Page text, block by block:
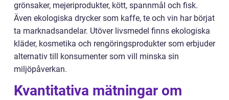
grönsaker, mejeriprodukter, kött, spannmål och fisk.
Även ekologiska drycker som kaffe, te och vin har börjat
ta marknadsandelar. Utöver livsmedel finns ekologiska
kläder, kosmetika och rengöringsprodukter som erbjuder
alternativ till konsumenter som vill minska sin
miljöpåverkan.
Kvantitativa mätningar om